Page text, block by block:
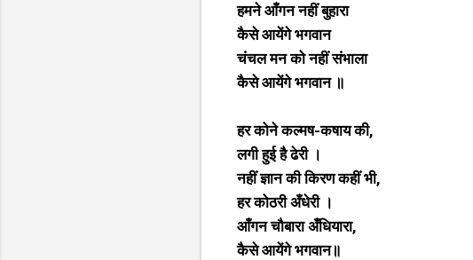
हमने आँगन नहीं बुहारा
कैसे आयेंगे भगवान
चंचल मन को नहीं संभाला
कैसे आयेंगे भगवान ॥
हर कोने कल्मष-कषाय की,
लगी हुई है ढेरी ।
नहीं ज्ञान की किरण कहीं भी,
हर कोठरी अँधेरी ।
आँगन चौबारा अँधियारा,
कैसे आयेंगे भगवान॥